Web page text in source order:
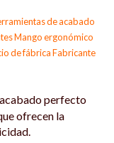
de acabado
Mango ergonómico
de fábrica Fabricante
perfecto
ofrecen la